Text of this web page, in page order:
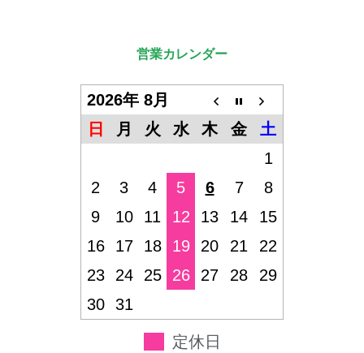
営業カレンダー
2026年 8月
日
月 火 水 木 金
土
1
2
3 4 5 6 7
8
9
10 11 12 13 14
15
16
17 18 19 20 21
22
23
24 25 26 27 28
29
30
31
定休日